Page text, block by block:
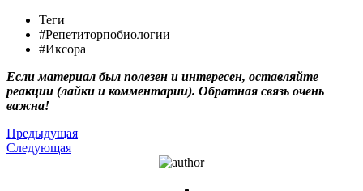
Теги
#Репетиторпобиологии
#Иксора
Если материал был полезен и интересен, оставляйте
реакции (лайки и комментарии). Обратная связь очень
важна!
Предыдущая
Следующая